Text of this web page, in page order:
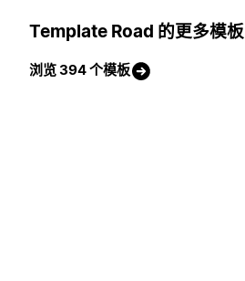
Template Road 的更多模板
浏览 394 个模板